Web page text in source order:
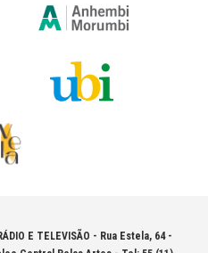
E TELEVISÃO - Rua Estela, 64 -